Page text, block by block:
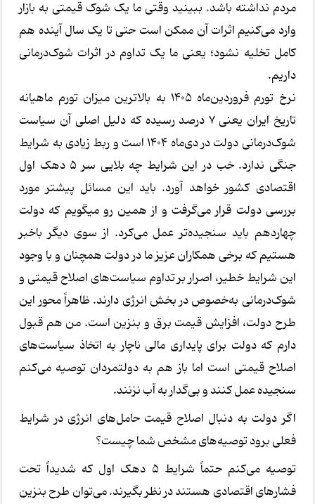
مردم نداشته باشد. ببینید وقتی ما یک شوک قیمتی به بازار
وارد می‌کنیم اثرات آن ممکن است حتی تا یک سال آینده هم
کامل تخلیه نشود؛ یعنی ما یک تداوم در اثرات شوک‌درمانی
داریم.
نرخ تورم فروردین‌ماه 1405 به بالاترین میزان تورم ماهیانه
تاریخ ایران یعنی 7 درصد رسیده که دلیل اصلی آن سیاست
شوک‌درمانی دولت در دی‌ماه 1404 است و ربط زیادی به شرایط
جنگی ندارد. خب در این شرایط چه بلایی سر 5 دهک اول
اقتصادی کشور خواهد آورد. باید این مسائل پیشتر مورد
بررسی دولت قرار می‌گرفت و از همین رو میگویم که دولت
چهاردهم باید سنجیده‌تر عمل می‌کرد. از سوی دیگر باخبر
هستیم که برخی همکاران عزیز ما در دولت همچنان و با وجود
این شرایط خطیر، اصرار بر تداوم سیاست‌های اصلاح قیمتی و
شوک‌درمانی به‌خصوص در بخش انرژی دارند. ظاهراً محور این
طرح دولت، افزایش قیمت برق و بنزین است. من هم قبول
دارم که دولت برای پایداری مالی ناچار به اتخاذ سیاست‌های
اصلاح قیمتی است اما باز هم به دولتمردان توصیه می‌کنم
سنجیده عمل کنند و بی‌گدار به آب نزنند.
اگر دولت به دنبال اصلاح قیمت حامل‌های انرژی در شرایط
فعلی برود توصیه‌های مشخص شما چیست؟
توصیه می‌کنم حتماً شرایط 5 دهک اول که شدیداً تحت
فشارهای اقتصادی هستند در نظر بگیرند. می‌توان طرح بنزین